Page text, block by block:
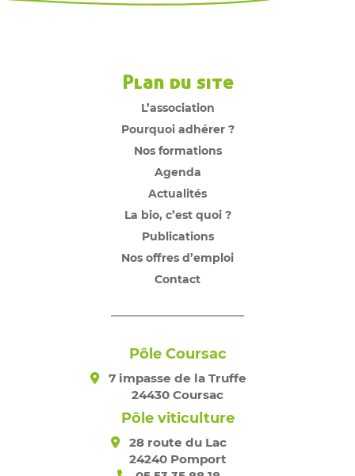
Plan du site
L’association
Pourquoi adhérer ?
Nos formations
Agenda
Actualités
La bio, c’est quoi ?
Publications
Nos offres d’emploi
Contact
Pôle Coursac
7 impasse de la Truffe
24430 Coursac
Pôle viticulture
28 route du Lac
24240 Pomport